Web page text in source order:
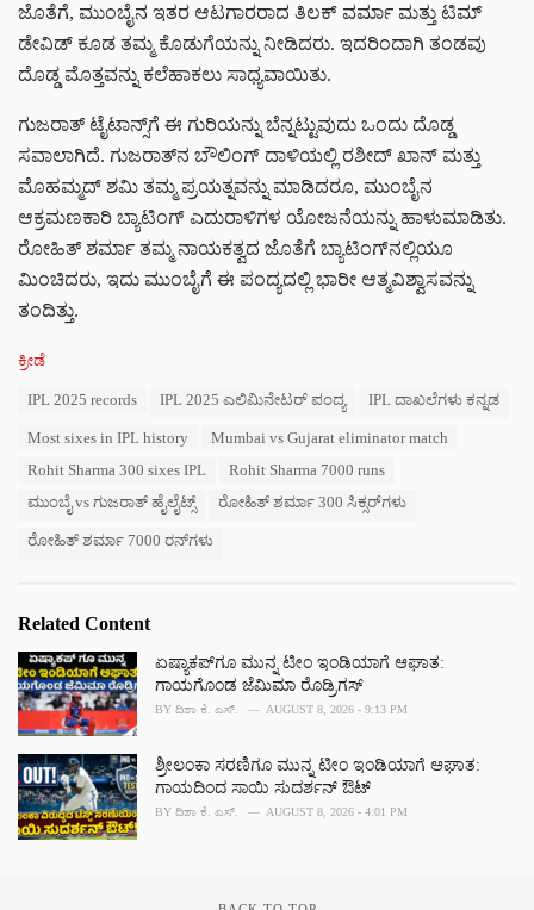
ಜೊತೆಗೆ, ಮುಂಬೈನ ಇತರ ಆಟಗಾರರಾದ ತಿಲಕ್ ವರ್ಮಾ ಮತ್ತು ಟಿಮ್
ಡೇವಿಡ್ ಕೂಡ ತಮ್ಮ ಕೊಡುಗೆಯನ್ನು ನೀಡಿದರು. ಇದರಿಂದಾಗಿ ತಂಡವು
ದೊಡ್ಡ ಮೊತ್ತವನ್ನು ಕಲೆಹಾಕಲು ಸಾಧ್ಯವಾಯಿತು.
ಗುಜರಾತ್ ಟೈಟಾನ್ಸ್‌ಗೆ ಈ ಗುರಿಯನ್ನು ಬೆನ್ನಟ್ಟುವುದು ಒಂದು ದೊಡ್ಡ
ಸವಾಲಾಗಿದೆ. ಗುಜರಾತ್‌ನ ಬೌಲಿಂಗ್ ದಾಳಿಯಲ್ಲಿ ರಶೀದ್ ಖಾನ್ ಮತ್ತು
ಮೊಹಮ್ಮದ್ ಶಮಿ ತಮ್ಮ ಪ್ರಯತ್ನವನ್ನು ಮಾಡಿದರೂ, ಮುಂಬೈನ
ಆಕ್ರಮಣಕಾರಿ ಬ್ಯಾಟಿಂಗ್ ಎದುರಾಳಿಗಳ ಯೋಜನೆಯನ್ನು ಹಾಳುಮಾಡಿತು.
ರೋಹಿತ್ ಶರ್ಮಾ ತಮ್ಮ ನಾಯಕತ್ವದ ಜೊತೆಗೆ ಬ್ಯಾಟಿಂಗ್‌ನಲ್ಲಿಯೂ
ಮಿಂಚಿದರು, ಇದು ಮುಂಬೈಗೆ ಈ ಪಂದ್ಯದಲ್ಲಿ ಭಾರೀ ಆತ್ಮವಿಶ್ವಾಸವನ್ನು
ತಂದಿತ್ತು.
C
ಕ್ರೀಡೆ
IPL 2025 records IPL 2025 ಎಲಿಮಿನೇಟರ್ ಪಂದ್ಯ IPL ದಾಖಲೆಗಳು ಕನ್ನಡ
Most sixes in IPL history
Mumbai vs Gujarat eliminator match
Rohit Sharma 300 sixes IPL
Rohit Sharma 7000 runs
ಮುಂಬೈ vs ಗುಜರಾತ್ ಹೈಲೈಟ್ಸ್
ರೋಹಿತ್ ಶರ್ಮಾ 300 ಸಿಕ್ಸರ್‌ಗಳು
ರೋಹಿತ್ ಶರ್ಮಾ 7000 ರನ್‌ಗಳು
Related Content
ಏಷ್ಯಾಕಪ್‌ಗೂ ಮುನ್ನ ಟೀಂ ಇಂಡಿಯಾಗೆ ಆಘಾತ:
ಗಾಯಗೊಂಡ ಜೆಮಿಮಾ ರೊಡ್ರಿಗಸ್
BY ದಿಶಾ ಕೆ. ಎಸ್. AUGUST 8, 2026 - 9:13 PM
ಶ್ರೀಲಂಕಾ ಸರಣಿಗೂ ಮುನ್ನ ಟೀಂ ಇಂಡಿಯಾಗೆ ಆಘಾತ:
ಗಾಯದಿಂದ ಸಾಯಿ ಸುದರ್ಶನ್ ಔಟ್
BY ದಿಶಾ ಕೆ. ಎಸ್. AUGUST 8, 2026 - 4:01 PM